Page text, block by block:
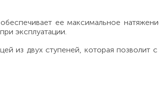
ее максимальное
эксплуатации.
из двух ступеней, которая позволит